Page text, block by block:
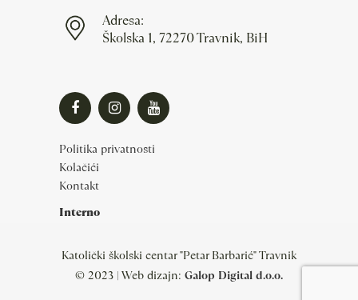
Adresa:
Školska 1, 72270 Travnik, BiH
Politika privatnosti
Kolačići
Kontakt
Interno
Katolički školski centar "Petar Barbarić" Travnik
© 2023 | Web dizajn: Galop Digital d.o.o.